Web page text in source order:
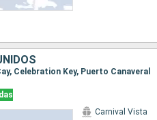
Celebration Key, Puerto Canaveral
Carnival Vista